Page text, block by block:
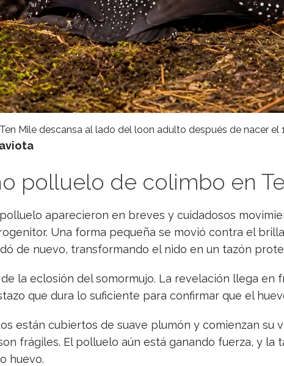
Mile descansa al lado del loon adulto después de nacer el
polluelo de colimbo en
aparecieron en breves y cuidadosos
Una forma pequeña se movió contra el
de nuevo, transformando el nido en un tazón
la eclosión del somormujo. La revelación llega en
que dura lo suficiente para confirmar que el
están cubiertos de suave plumón y comienzan su
frágiles. El polluelo aún está ganando fuerza, y
huevo.